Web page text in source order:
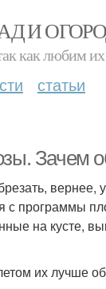
И
как любим
статьи
Зачем
вернее,
с программы
на кусте,
их лучше